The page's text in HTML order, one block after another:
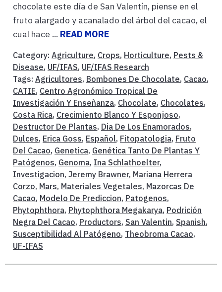
chocolate este día de San Valentín, piense en el
fruto alargado y acanalado del árbol del cacao, el
cual hace ... READ MORE
Category: Agriculture, Crops, Horticulture, Pests &
Disease, UF/IFAS, UF/IFAS Research
Tags: Agricultores, Bombones De Chocolate, Cacao,
CATIE, Centro Agronómico Tropical De
Investigación Y Enseñanza, Chocolate, Chocolates,
Costa Rica, Crecimiento Blanco Y Esponjoso,
Destructor De Plantas, Dia De Los Enamorados,
Dulces, Erica Goss, Español, Fitopatologia, Fruto
Del Cacao, Genetica, Genética Tanto De Plantas Y
Patógenos, Genoma, Ina Schlathoelter,
Investigacion, Jeremy Brawner, Mariana Herrera
Corzo, Mars, Materiales Vegetales, Mazorcas De
Cacao, Modelo De Prediccion, Patogenos,
Phytophthora, Phytophthora Megakarya, Podrición
Negra Del Cacao, Productors, San Valentin, Spanish,
Susceptibilidad Al Patógeno, Theobroma Cacao,
UF-IFAS